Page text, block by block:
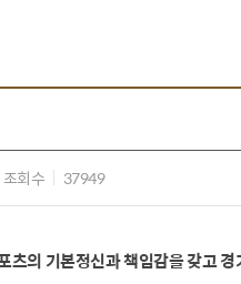
조회수 37949
츠의 기본정신과 책임감을 갖고